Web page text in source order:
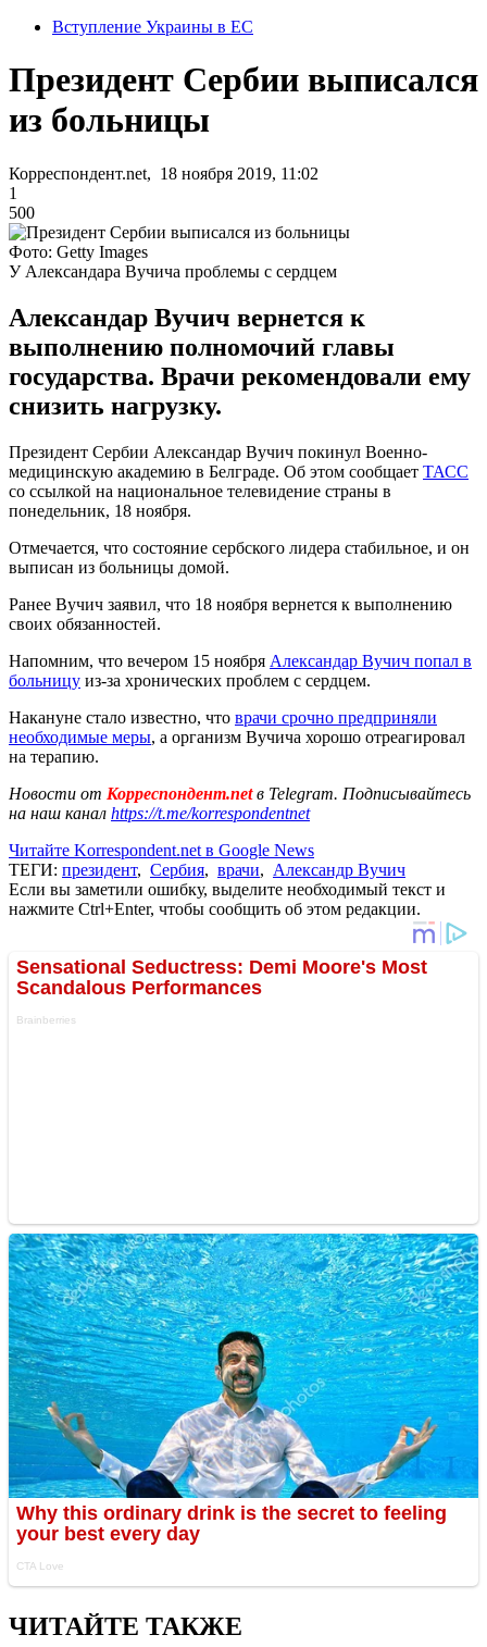
Вступление Украины в ЕС
Президент Сербии выписался
из больницы
Корреспондент.net, 18 ноября 2019, 11:02
1
500
Фото: Getty Images
У Александара Вучича проблемы с сердцем
Александар Вучич вернется к
выполнению полномочий главы
государства. Врачи рекомендовали ему
снизить нагрузку.
Президент Сербии Александар Вучич покинул Военно-
медицинскую академию в Белграде. Об этом сообщает ТАСС
со ссылкой на национальное телевидение страны в
понедельник, 18 ноября.
Отмечается, что состояние сербского лидера стабильное, и он
выписан из больницы домой.
Ранее Вучич заявил, что 18 ноября вернется к выполнению
своих обязанностей.
Напомним, что вечером 15 ноября Александар Вучич попал в
больницу из-за хронических проблем с сердцем.
Накануне стало известно, что врачи срочно предприняли
необходимые меры, а организм Вучича хорошо отреагировал
на терапию.
Новости от Корреспондент.netв Telegram. Подписывайтесь
на наш канал https://t.me/korrespondentnet
Читайте Korrespondent.net в Google News
ТЕГИ: президент, Сербия, врачи, Александр Вучич
Если вы заметили ошибку, выделите необходимый текст и
нажмите Ctrl+Enter, чтобы сообщить об этом редакции.
ЧИТАЙТЕ ТАКЖЕ